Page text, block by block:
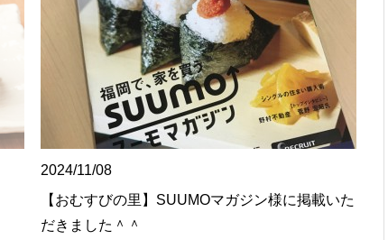
2024/11/08
【おむすびの里】SUUMOマガジン様に掲載いた
だきました＾＾